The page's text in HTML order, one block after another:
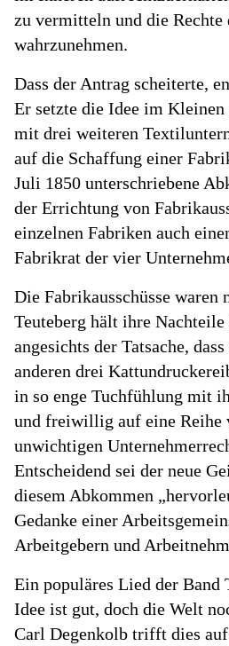
zu vermitteln und die
wahrzunehmen.
Dass der Antrag scheiterte,
Er setzte die Idee im
mit drei weiteren
auf die Schaffung einer
Juli 1850 unterschriebene
der Errichtung von
einzelnen Fabriken auch
Fabrikrat der vier
Die Fabrikausschüsse waren
Teuteberg hält ihre
angesichts der Tatsache,
anderen drei
in so enge Tuchfühlung mit
und freiwillig auf eine Reihe
unwichtigen
Entscheidend sei der neue
diesem Abkommen
Gedanke einer
Arbeitgebern und
Ein populäres Lied der Band
Idee ist gut, doch die Welt
Carl Degenkolb trifft dies